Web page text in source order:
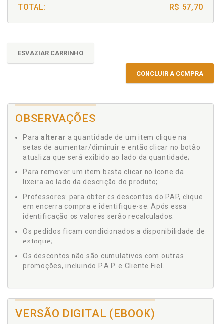
TOTAL: R$ 57,70
ESVAZIAR CARRINHO
CONCLUIR A COMPRA
OBSERVAÇÕES
Para alterar a quantidade de um item clique na
setas de aumentar/diminuir e então clicar no botão
atualiza que será exibido ao lado da quantidade;
Para remover um item basta clicar no ícone da
lixeira ao lado da descrição do produto;
Professores: para obter os descontos do PAP, clique
em encerra compra e identifique-se. Após essa
identificação os valores serão recalculados.
Os pedidos ficam condicionados a disponibilidade de
estoque;
Os descontos não são cumulativos com outras
promoções, incluindo P.A.P. e Cliente Fiel.
VERSÃO DIGITAL (EBOOK)